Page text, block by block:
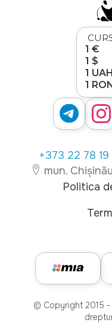
1 €
1 $
1 UAH
1
+373 22 78 19
mun.
Politica
© Copyright 2015 -